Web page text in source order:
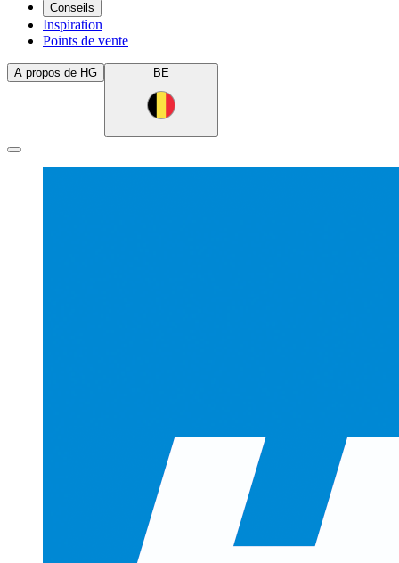
Conseils
Inspiration
Points de vente
A propos de HG BE